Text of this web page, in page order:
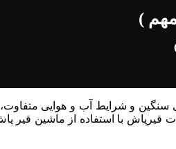
و شرایط آب و هوایی
با استفاده از ماشین قیر